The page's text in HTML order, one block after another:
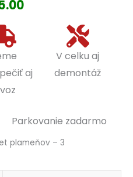
cena
bola:
€45.00.
cena
je:
€25.00.
aj
V celku aj
demontáž
Parkovanie zadarmo
plameňov – 3